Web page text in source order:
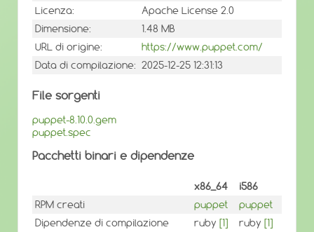
Licenza:
Apache License 2.0
Dimensione:
1.48 MB
URL di origine:
https://www.puppet.com/
Data di compilazione: 2025-12-25 12:31:13
File sorgenti
puppet-8.10.0.gem
puppet.spec
Pacchetti binari e dipendenze
x86_64
i586
RPM creati
puppet
puppet
Dipendenze di compilazione
ruby [1] ruby [1]